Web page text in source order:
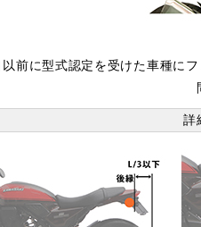
前に型式認定を受けた車種に
詳